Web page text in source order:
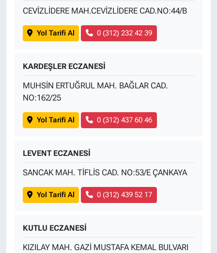
CEVİZLİDERE MAH.CEVİZLİDERE CAD.NO:44/B
Yol Tarifi Al 0 (312) 232 42 39
KARDEŞLER ECZANESİ
MUHSİN ERTUĞRUL MAH. BAĞLAR CAD.
NO:162/25
Yol Tarifi Al 0 (312) 437 60 46
LEVENT ECZANESİ
SANCAK MAH. TİFLİS CAD. NO:53/E ÇANKAYA
Yol Tarifi Al 0 (312) 439 52 17
KUTLU ECZANESİ
KIZILAY MAH. GAZİ MUSTAFA KEMAL BULVARI